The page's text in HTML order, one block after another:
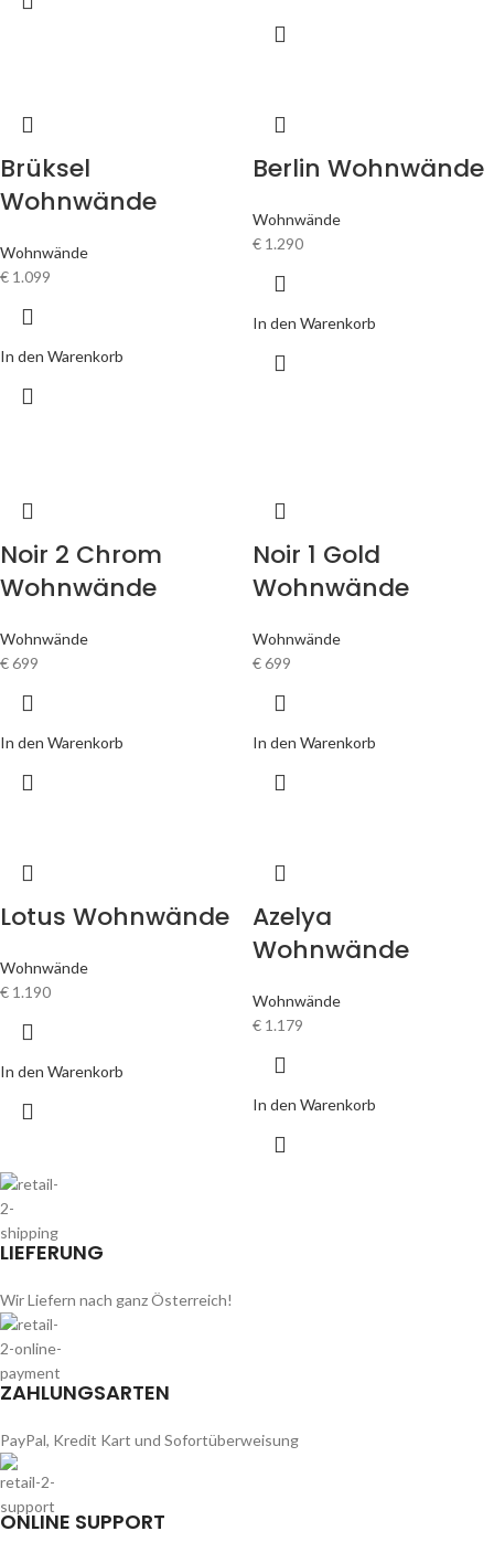
Brüksel
Wohnwände
Wohnwände
€ 1.099
In den Warenkorb
Berlin Wohnwände
Wohnwände
€ 1.290
In den Warenkorb
Noir 2 Chrom
Wohnwände
Wohnwände
€699
In den Warenkorb
Noir 1 Gold
Wohnwände
Wohnwände
€699
In den Warenkorb
Lotus Wohnwände
Wohnwände
€ 1.190
In den Warenkorb
Azelya
Wohnwände
Wohnwände
€ 1.179
In den Warenkorb
LIEFERUNG
Wir Liefern nach ganz Österreich!
ZAHLUNGSARTEN
PayPal, Kredit Kart und Sofortüberweisung
ONLINE SUPPORT